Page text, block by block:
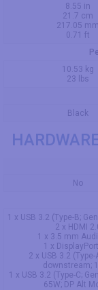
8.55 in
21.7 cm
217.05 mm
0.71 ft
10.53 kg
23 lbs
Black
No
1 x USB 3.2 (Type-B;
2 x HDMI
1 x 3.5 mm
1 x
2 x USB 3.2 (Type-
downstream;
1 x USB 3.2 (Type-C;
65W; DP Alt